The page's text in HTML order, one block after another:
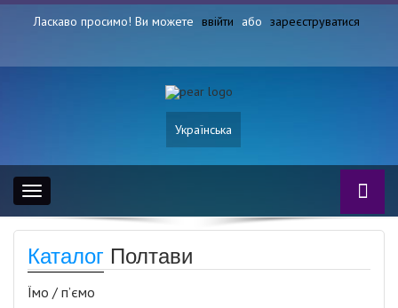
Ласкаво просимо! Ви можете ввійти або зареєструватися
Українська
Toggle
navigation
Каталог Полтави
Їмо / п’ємо